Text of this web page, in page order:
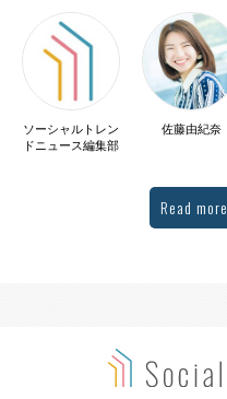
ソーシャルトレン
ドニュース編集部
佐藤由紀奈
Read more